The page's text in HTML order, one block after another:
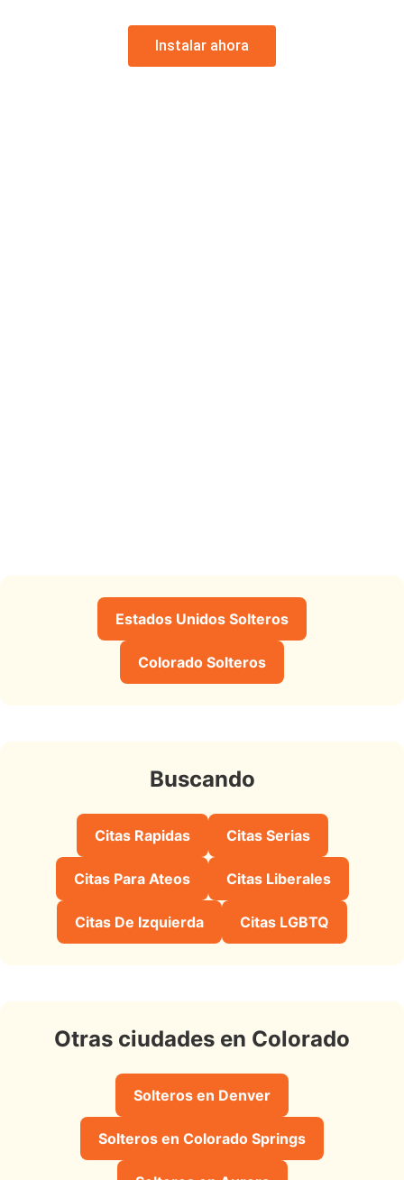
Instalar ahora
Estados Unidos Solteros
Colorado Solteros
Buscando
Citas Rapidas Citas Serias
Citas Para Ateos Citas Liberales
Citas De Izquierda Citas LGBTQ
Otras ciudades en Colorado
Solteros en Denver
Solteros en Colorado Springs